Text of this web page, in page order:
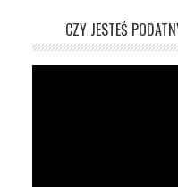
CZY JESTEŚ